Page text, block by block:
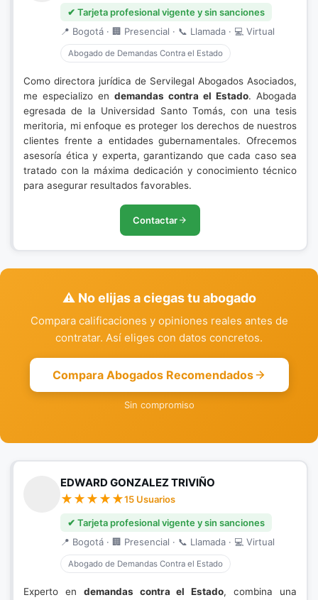
✔ Tarjeta profesional vigente y sin sanciones
📍 Bogotá · 🏢 Presencial · 📞 Llamada · 💻 Virtual
Abogado de Demandas Contra el Estado
Como directora jurídica de Servilegal Abogados Asociados,
me especializo en demandas contra el Estado. Abogada
egresada de la Universidad Santo Tomás, con una tesis
meritoria, mi enfoque es proteger los derechos de nuestros
clientes frente a entidades gubernamentales. Ofrecemos
asesoría ética y experta, garantizando que cada caso sea
tratado con la máxima dedicación y conocimiento técnico
para asegurar resultados favorables.
Contactar
⚠️ No elijas a ciegas tu abogado
Compara calificaciones y opiniones reales antes de
contratar. Así eliges con datos concretos.
Compara Abogados Recomendados
Sin compromiso
EDWARD GONZALEZ TRIVIÑO
15 Usuarios
✔ Tarjeta profesional vigente y sin sanciones
📍 Bogotá · 🏢 Presencial · 📞 Llamada · 💻 Virtual
Abogado de Demandas Contra el Estado
Experto en demandas contra el Estado, combina una